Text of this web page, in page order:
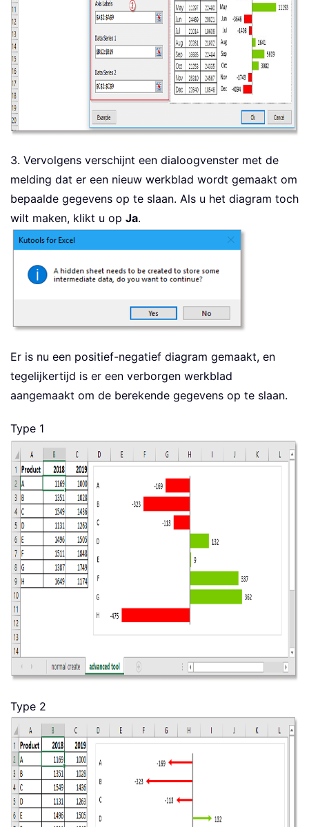
3. Vervolgens verschijnt een dialoogvenster met de
melding dat er een nieuw werkblad wordt gemaakt om
bepaalde gegevens op te slaan. Als u het diagram toch
wilt maken, klikt u op Ja.
Er is nu een positief-negatief diagram gemaakt, en
tegelijkertijd is er een verborgen werkblad
aangemaakt om de berekende gegevens op te slaan.
Type 1
Type 2